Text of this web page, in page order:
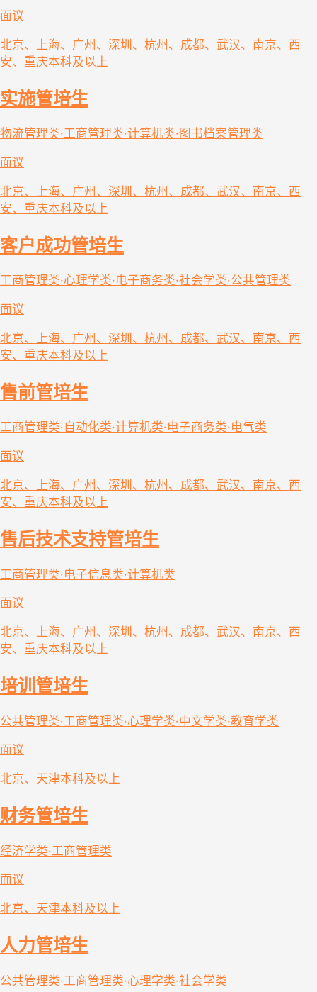
面议
北京、上海、广州、深圳、杭州、成都、武汉、南京、西
安、重庆本科及以上
实施管培生
物流管理类·工商管理类·计算机类·图书档案管理类
面议
北京、上海、广州、深圳、杭州、成都、武汉、南京、西
安、重庆本科及以上
客户成功管培生
工商管理类·心理学类·电子商务类·社会学类·公共管理类
面议
北京、上海、广州、深圳、杭州、成都、武汉、南京、西
安、重庆本科及以上
售前管培生
工商管理类·自动化类·计算机类·电子商务类·电气类
面议
北京、上海、广州、深圳、杭州、成都、武汉、南京、西
安、重庆本科及以上
售后技术支持管培生
工商管理类·电子信息类·计算机类
面议
北京、上海、广州、深圳、杭州、成都、武汉、南京、西
安、重庆本科及以上
培训管培生
公共管理类·工商管理类·心理学类·中文学类·教育学类
面议
北京、天津本科及以上
财务管培生
经济学类·工商管理类
面议
北京、天津本科及以上
人力管培生
公共管理类·工商管理类·心理学类·社会学类